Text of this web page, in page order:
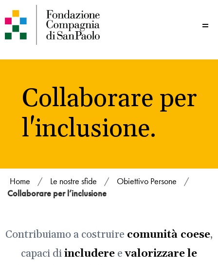
Collaborare per
l'inclusione.
Home / Le nostre sfide / Obiettivo Persone
/
Collaborare per l’inclusione
Contribuiamo a costruire comunità coese,
capaci diincludere evalorizzarele